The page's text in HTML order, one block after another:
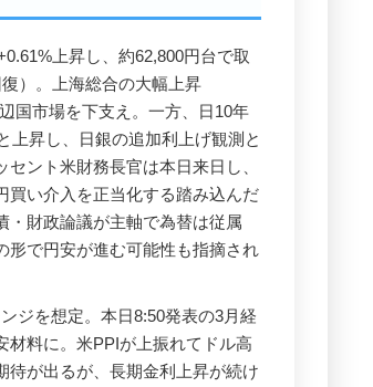
上昇し、約62,800円台で取
）。上海総合の大幅上昇
国市場を下支え。一方、日10年
上昇し、日銀の追加利上げ観測と
ント米財務長官は本日来日し、
買い介入を正当化する踏み込んだ
・財政論議が主軸で為替は従属
形で円安が進む可能性も指摘され
ジを想定。本日8:50発表の3月経
材料に。米PPIが上振れてドル高
待が出るが、長期金利上昇が続け